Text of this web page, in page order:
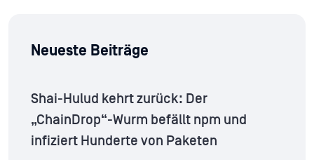
Neueste Beiträge
Shai-Hulud kehrt zurück: Der
„ChainDrop“-Wurm befällt npm und
infiziert Hunderte von Paketen